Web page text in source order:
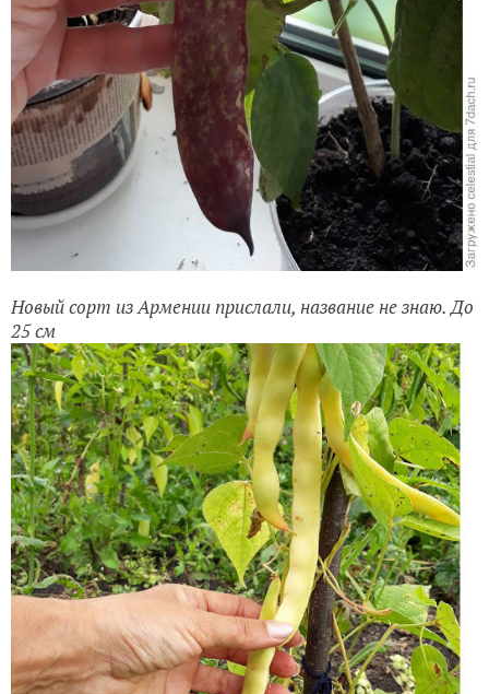
Новый сорт из Армении прислали, название не знаю. До
25 см